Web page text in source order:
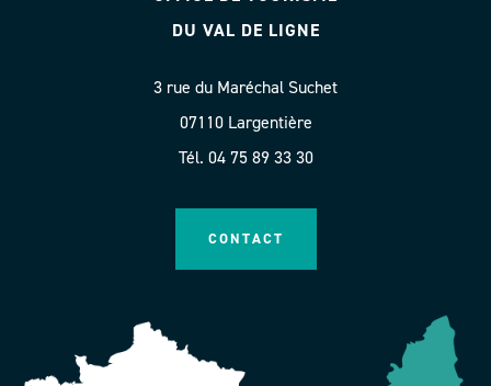
DU VAL DE LIGNE
3 rue du Maréchal Suchet
07110 Largentière
Tél. 04 75 89 33 30
CONTACT